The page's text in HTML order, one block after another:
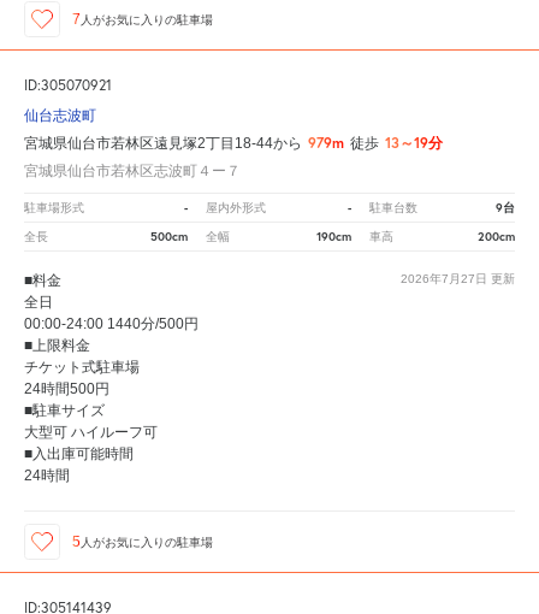
7 人がお気に入りの駐車場
ID:305070921
仙台志波町
宮城県仙台市若林区遠見塚2丁目18-44から 979m 徒歩 13～19分
宮城県仙台市若林区志波町４ー７
駐車場形式 - 屋内外形式 - 駐車台数 9台
全長 500cm 全幅 190cm 車高 200cm
2026年7月27日 更新
■料金
全日
00:00-24:00 1440分/500円
■上限料金
チケット式駐車場
24時間500円
■駐車サイズ
大型可 ハイルーフ可
■入出庫可能時間
24時間
5 人がお気に入りの駐車場
ID:305141439